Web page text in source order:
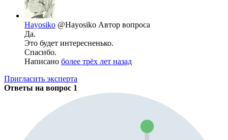
Hayosiko @Hayosiko Автор вопроса
Да.
Это будет интересненько.
Спасибо.
Написано более трёх лет назад
Пригласить эксперта
Ответы на вопрос 1